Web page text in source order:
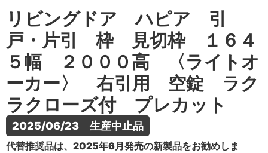
リビングドア ハピア 引
戸・片引 枠 見切枠 １６４
５幅 ２０００高 〈ライトオ
ーカー〉 右引用 空錠 ラク
ラクローズ付 プレカット
2025/06/23　生産中止品
代替推奨品は、2025年6月発売の新製品をお勧めしま